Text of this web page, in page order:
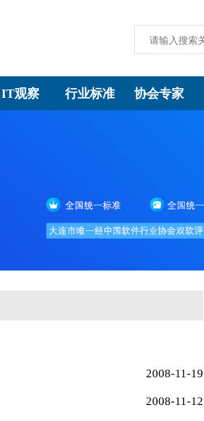
IT观察 行业标准 协会专家
2008-11-19
2008-11-12